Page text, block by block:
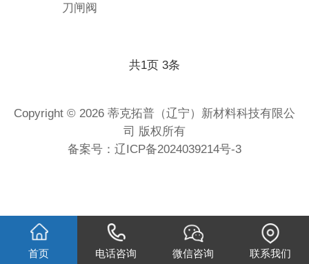
刀闸阀
共1页 3条
Copyright © 2026 蒂克拓普（辽宁）新材料科技有限公
司 版权所有
备案号： 辽ICP备2024039214号-3
首页 电话咨询 微信咨询 联系我们